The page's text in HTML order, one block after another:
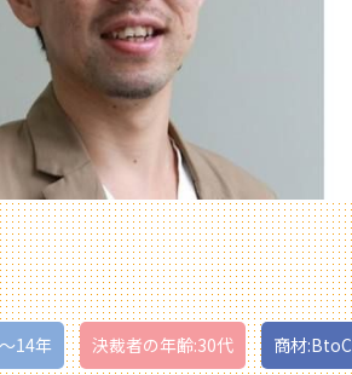
14年 決裁者の年齢:30代 商材:BtoC